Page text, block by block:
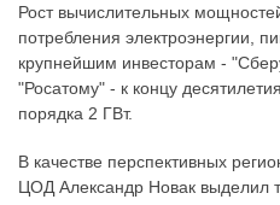
Рост вычислительных
потребления электроэнергии,
крупнейшим инвесторам -
"Росатому" - к концу
порядка 2 ГВт.
В качестве перспективных
ЦОД Александр Новак выделил